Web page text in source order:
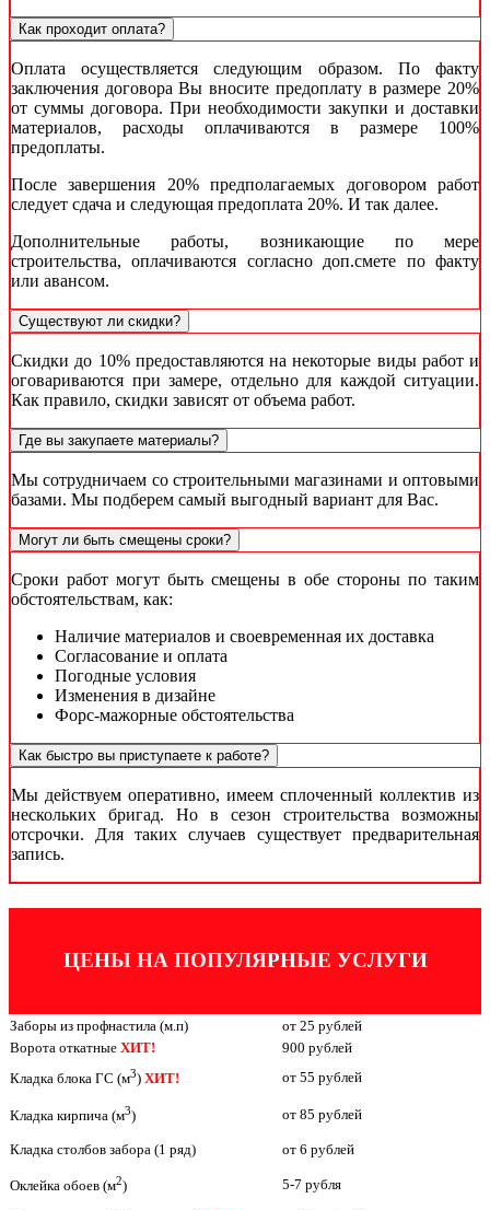
Как проходит оплата?
Оплата осуществляется следующим образом. По факту
заключения договора Вы вносите предоплату в размере 20%
от суммы договора. При необходимости закупки и доставки
материалов, расходы оплачиваются в размере 100%
предоплаты.
После завершения 20% предполагаемых договором работ
следует сдача и следующая предоплата 20%. И так далее.
Дополнительные работы, возникающие по мере
строительства, оплачиваются согласно доп.смете по факту
или авансом.
Существуют ли скидки?
Скидки до 10% предоставляются на некоторые виды работ и
оговариваются при замере, отдельно для каждой ситуации.
Как правило, скидки зависят от объема работ.
Где вы закупаете материалы?
Мы сотрудничаем со строительными магазинами и оптовыми
базами. Мы подберем самый выгодный вариант для Вас.
Могут ли быть смещены сроки?
Сроки работ могут быть смещены в обе стороны по таким
обстоятельствам, как:
Наличие материалов и своевременная их доставка
Согласование и оплата
Погодные условия
Изменения в дизайне
Форс-мажорные обстоятельства
Как быстро вы приступаете к работе?
Мы действуем оперативно, имеем сплоченный коллектив из
нескольких бригад. Но в сезон строительства возможны
отсрочки. Для таких случаев существует предварительная
запись.
ЦЕНЫ НА ПОПУЛЯРНЫЕ УСЛУГИ
Заборы из профнастила (м.п)
от 25 рублей
Ворота откатные ХИТ!
900 рублей
Кладка блока ГС (м3) ХИТ! от 55 рублей
Кладка кирпича (м3) от 85 рублей
Кладка столбов забора (1 ряд) от 6 рублей
Оклейка обоев (м2) 5-7 рубля